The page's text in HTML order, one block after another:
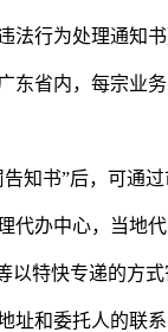
法行为处理通知书
东省内，每宗业
知书”后，可通
代办中心，当地
以特快专递的方
址和委托人的联系